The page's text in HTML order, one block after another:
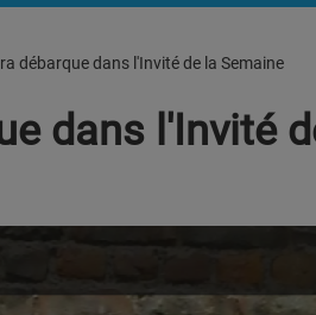
débarque dans l'Invité de la Semaine
dans l'Invité